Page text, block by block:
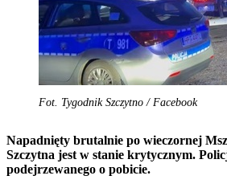
Fot. Tygodnik Szczytno / Facebook
Napadnięty brutalnie po wieczornej
Szczytna jest w stanie krytycznym.
podejrzewanego o pobicie.